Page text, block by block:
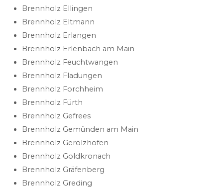
Brennholz Ellingen
Brennholz Eltmann
Brennholz Erlangen
Brennholz Erlenbach am Main
Brennholz Feuchtwangen
Brennholz Fladungen
Brennholz Forchheim
Brennholz Fürth
Brennholz Gefrees
Brennholz Gemünden am Main
Brennholz Gerolzhofen
Brennholz Goldkronach
Brennholz Gräfenberg
Brennholz Greding